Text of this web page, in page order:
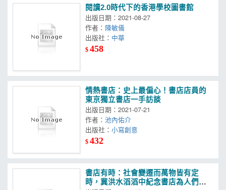
閱讀2.0時代下的香港學校圖書館
出版日期：2021-08-27
作者： 陳敏儀
出版社：
$458
情熱書店：史上最偏心！書店店員的
東京獨立書店一手訪談
出版日期：2021-07-21
作者：池內佑介
出版社：
$432
書店有時：社會變遷而萬物皆有定
時，冀洪水滔滔中紀念書店為人們帶